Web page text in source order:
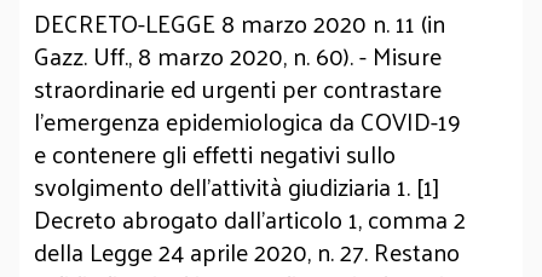
DECRETO-LEGGE 8 marzo 2020 n. 11 (in
Gazz. Uff., 8 marzo 2020, n. 60). - Misure
straordinarie ed urgenti per contrastare
l'emergenza epidemiologica da COVID-19
e contenere gli effetti negativi sullo
svolgimento dell'attività giudiziaria 1. [1]
Decreto abrogato dall'articolo 1, comma 2
della Legge 24 aprile 2020, n. 27. Restano